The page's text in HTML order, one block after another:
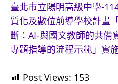
臺北市立陽明高級中學-
質化及數位前導學校計畫
斷：AI-與國文教師的共
專題指導的流程示範」實
Post Views: 153